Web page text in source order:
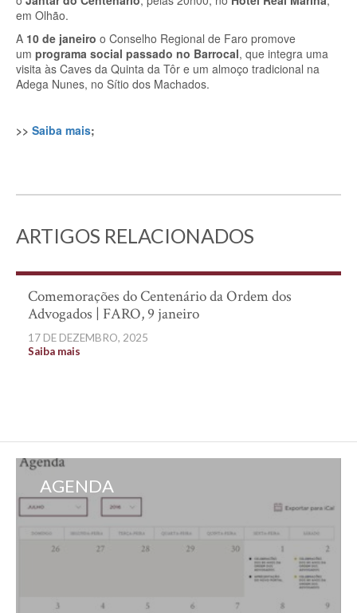
em Olhão.
A 10 de janeiro o Conselho Regional de Faro promove
um programa social passado no Barrocal, que integra uma
visita às Caves da Quinta da Tôr e um almoço tradicional na
Adega Nunes, no Sítio dos Machados.
>> Saiba mais;
ARTIGOS RELACIONADOS
Comemorações do Centenário da Ordem dos
Advogados | FARO, 9 janeiro
17 DE DEZEMBRO, 2025
Saiba mais
AGENDA